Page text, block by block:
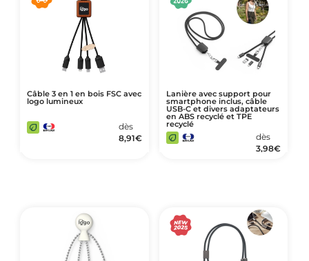
Câble 3 en 1 en bois FSC avec
logo lumineux
dès
8,91€
Lanière avec support pour
smartphone inclus, câble
USB-C et divers adaptateurs
en ABS recyclé et TPE
recyclé
dès
3,98€